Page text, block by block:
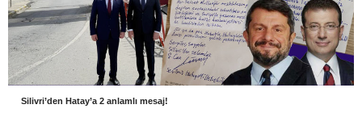
Silivri’den Hatay’a 2 anlamlı mesaj!